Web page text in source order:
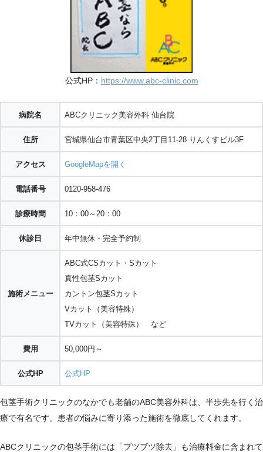
公式HP： https://www.abc-clinic.com
病院名 ABCクリニック美容外科 仙台院
住所 宮城県仙台市青葉区中央2丁目11-28 りんくすビル3F
アクセス GoogleMapを開く
電話番号 0120-958-476
診療時間 10：00～20：00
休診日 年中無休・完全予約制
施術メニュー
ABC式CSカット・Sカット
真性包茎Sカット
カントン包茎Sカット
Vカット（美容特殊）
TVカット（美容特殊） など
費用 50,000円～
公式HP 公式HP
包茎手術クリニックのなかでも老舗のABC美容外科は、半歩先を行く治
療で有名です。患者の悩みに寄り添った施術を徹底してくれます。
ABCクリニックの包茎手術には「ブツブツ除去」も治療料金に含まれて